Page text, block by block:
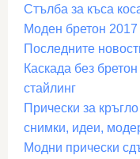
Стълба за къса
Моден бретон 2017
Последните
Каскада без
стайлинг
Прически за
снимки, идеи,
Модни прически